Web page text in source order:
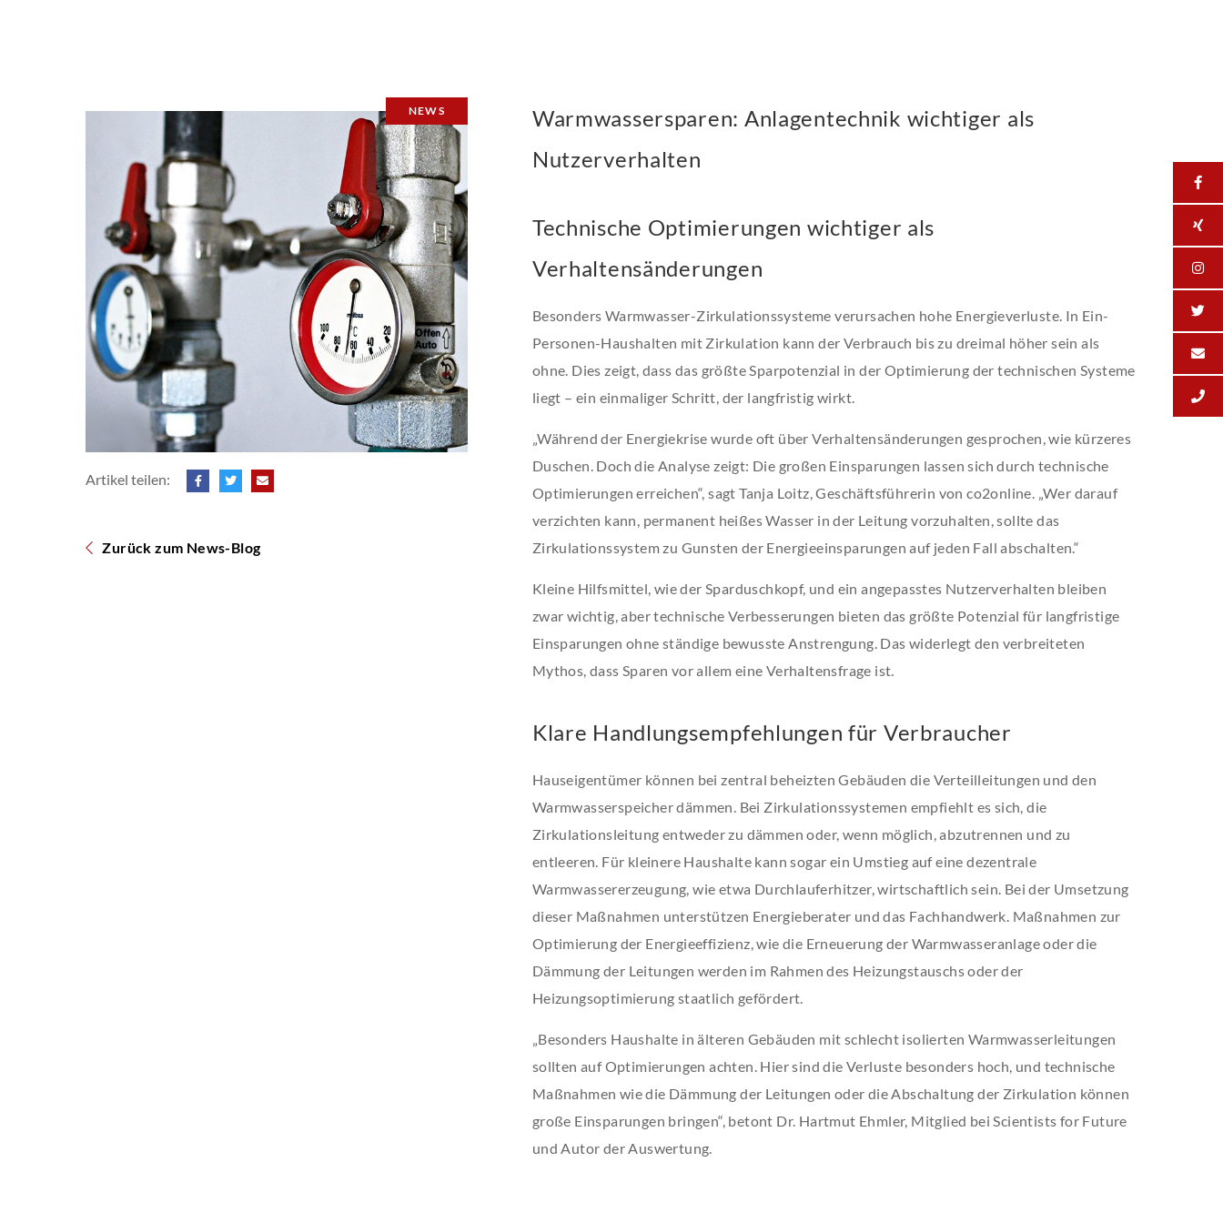
NEWS
Artikel teilen:
Zurück zum News-Blog
Warmwassersparen: Anlagentechnik wichtiger als
Nutzerverhalten
Technische Optimierungen wichtiger als
Verhaltensänderungen
Besonders Warmwasser-Zirkulationssysteme verursachen hohe Energieverluste. In Ein-
Personen-Haushalten mit Zirkulation kann der Verbrauch bis zu dreimal höher sein als
ohne. Dies zeigt, dass das größte Sparpotenzial in der Optimierung der technischen Systeme
liegt – ein einmaliger Schritt, der langfristig wirkt.
„Während der Energiekrise wurde oft über Verhaltensänderungen gesprochen, wie kürzeres
Duschen. Doch die Analyse zeigt: Die großen Einsparungen lassen sich durch technische
Optimierungen erreichen“, sagt Tanja Loitz, Geschäftsführerin von co2online. „Wer darauf
verzichten kann, permanent heißes Wasser in der Leitung vorzuhalten, sollte das
Zirkulationssystem zu Gunsten der Energieeinsparungen auf jeden Fall abschalten.“
Kleine Hilfsmittel, wie der Sparduschkopf, und ein angepasstes Nutzerverhalten bleiben
zwar wichtig, aber technische Verbesserungen bieten das größte Potenzial für langfristige
Einsparungen ohne ständige bewusste Anstrengung. Das widerlegt den verbreiteten
Mythos, dass Sparen vor allem eine Verhaltensfrage ist.
Klare Handlungsempfehlungen für Verbraucher
Hauseigentümer können bei zentral beheizten Gebäuden die Verteilleitungen und den
Warmwasserspeicher dämmen. Bei Zirkulationssystemen empfiehlt es sich, die
Zirkulationsleitung entweder zu dämmen oder, wenn möglich, abzutrennen und zu
entleeren. Für kleinere Haushalte kann sogar ein Umstieg auf eine dezentrale
Warmwassererzeugung, wie etwa Durchlauferhitzer, wirtschaftlich sein. Bei der Umsetzung
dieser Maßnahmen unterstützen Energieberater und das Fachhandwerk. Maßnahmen zur
Optimierung der Energieeffizienz, wie die Erneuerung der Warmwasseranlage oder die
Dämmung der Leitungen werden im Rahmen des Heizungstauschs oder der
Heizungsoptimierung staatlich gefördert.
„Besonders Haushalte in älteren Gebäuden mit schlecht isolierten Warmwasserleitungen
sollten auf Optimierungen achten. Hier sind die Verluste besonders hoch, und technische
Maßnahmen wie die Dämmung der Leitungen oder die Abschaltung der Zirkulation können
große Einsparungen bringen“, betont Dr. Hartmut Ehmler, Mitglied bei Scientists for Future
und Autor der Auswertung.